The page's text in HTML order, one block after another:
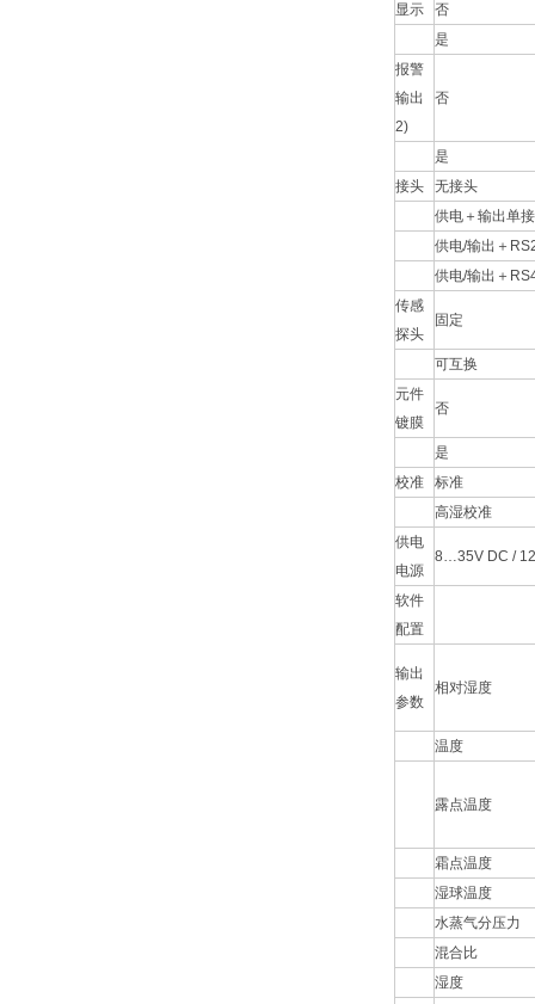
显示
否
是
报警
输出
2)
否
是
接头
无接头
供电＋输出单
供电/输出＋
供电/输出＋
传感
探头
固定
可互换
元件
镀膜
否
是
校准
标准
高湿校准
供电
电源
8…35V DC /
软件
配置
输出
参数
相对湿度
温度
露点温度
霜点温度
湿球温度
水蒸气分压力
混合比
湿度